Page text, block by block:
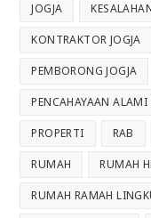
JOGJA
KONTRAKTOR JOGJA
PEMBORONG JOGJA
PENCAHAYAAN ALAMI
PROPERTI RAB
RUMAH RUMAH
RUMAH RAMAH